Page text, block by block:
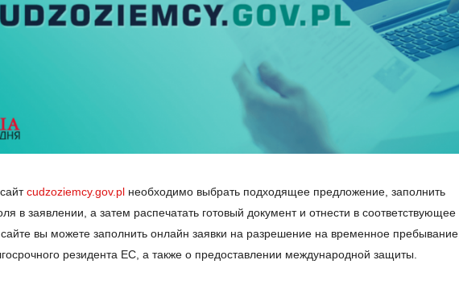
cudzoziemcy.gov.pl необходимо выбрать подходящее предложение, заполнить
в заявлении, а затем распечатать готовый документ и отнести в соответствующее
вы можете заполнить онлайн заявки на разрешение на временное пребывание,
резидента ЕС, а также о предоставлении международной защиты.